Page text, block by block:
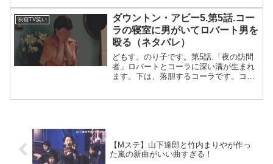
文）が容疑者になる。亀山は逃走した。
被害者は覚醒剤の売...
映画TV笑い
ダウントン・アビー5.第5話.コー
ラの寝室に男がいてロバート男を
殴る（ネタバレ）
どもす。のり子です。第5話.「夜の訪問
者」ロバートとコーラに深い溝が生まれ
ます。下は、落胆するコーラです。コー
【Mステ】山下達郎と竹内まりやが作っ
た嵐の新曲がいい曲すぎる！